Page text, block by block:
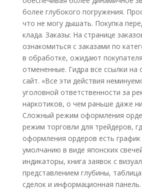
более глубокого погружения.
что не могу дышать. Покупка
клада. Заказы: На странице
ознакомиться с заказами по
в обработке, ожидают
отмененные. Гидра все ссылки на
сайт. «Все эти действия
уголовной ответственности за
наркотиков, о чем раньше даже
Сложный режим оформления
режим торговли для трейдеров,
оформления ордеров есть
умолчанию в виде японских
индикаторы, книга заявок с
представлением глубины,
сделок и информационная